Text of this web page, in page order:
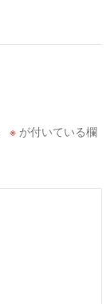
※ が付いている欄